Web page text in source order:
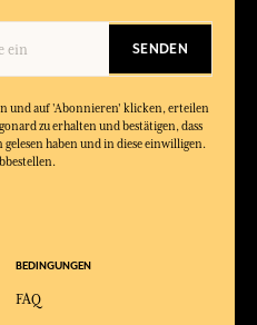
SENDEN
und auf 'Abonnieren' klicken, erteilen
zu erhalten und bestätigen, dass
haben und in diese einwilligen.
BEDINGUNGEN
FAQ